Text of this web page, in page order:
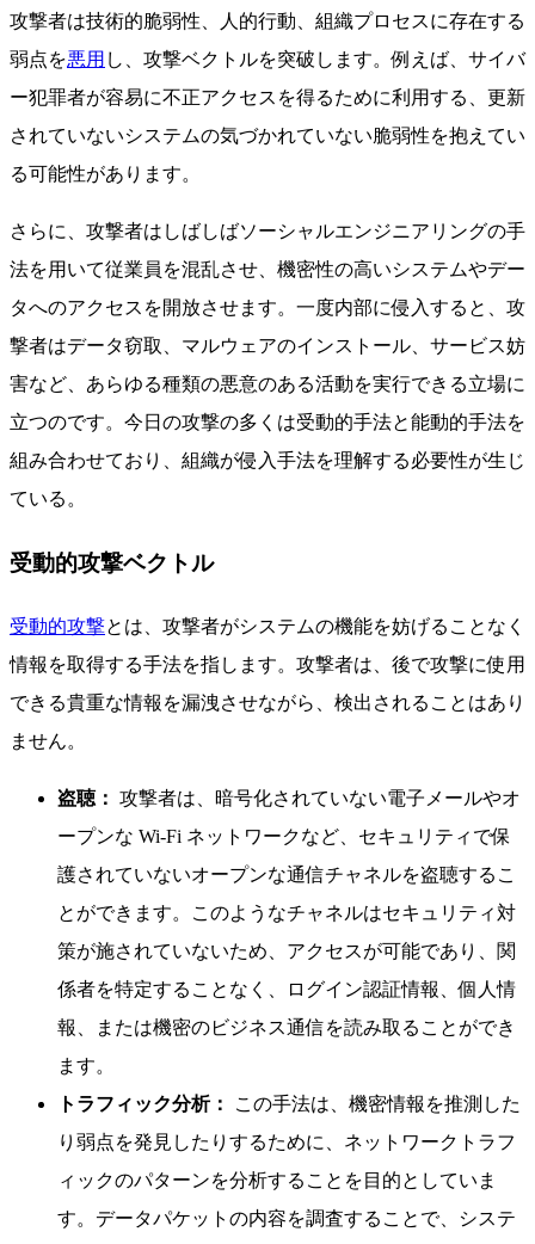
攻撃者は技術的脆弱性、人的行動、組織プロセスに存在する
弱点を悪用 し、攻撃ベクトルを突破します。例えば、サイバ
ー犯罪者が容易に不正アクセスを得るために利用する、更新
されていないシステムの気づかれていない脆弱性を抱えてい
る可能性があります。
さらに、攻撃者はしばしばソーシャルエンジニアリングの手
法を用いて従業員を混乱させ、機密性の高いシステムやデー
タへのアクセスを開放させます。一度内部に侵入すると、攻
撃者はデータ窃取、マルウェアのインストール、サービス妨
害など、あらゆる種類の悪意のある活動を実行できる立場に
立つのです。今日の攻撃の多くは受動的手法と能動的手法を
組み合わせており、組織が侵入手法を理解する必要性が生じ
ている。
受動的攻撃ベクトル
受動的攻撃とは、攻撃者がシステムの機能を妨げることなく
情報を取得する手法を指します。攻撃者は、後で攻撃に使用
できる貴重な情報を漏洩させながら、検出されることはあり
ません。
盗聴： 攻撃者は、暗号化されていない電子メールやオ
ープンな Wi-Fi ネットワークなど、セキュリティで保
護されていないオープンな通信チャネルを盗聴するこ
とができます。このようなチャネルはセキュリティ対
策が施されていないため、アクセスが可能であり、関
係者を特定することなく、ログイン認証情報、個人情
報、または機密のビジネス通信を読み取ることができ
ます。
トラフィック分析：
この手法は、機密情報を推測した
り弱点を発見したりするために、ネットワークトラフ
ィックのパターンを分析することを目的としていま
す。データパケットの内容を調査することで、システ